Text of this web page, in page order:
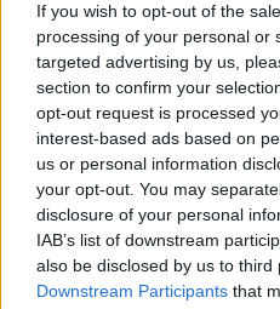
If you wish to opt-out of the
processing of your personal or
targeted advertising by us,
section to confirm your
opt-out request is processed
interest-based ads based on
us or personal information
your opt-out. You may
disclosure of your personal
IAB’s list of downstream
also be disclosed by us to third
Downstream Participants that
Vége a pálya széli
fújhatják a gyerekek
sportszerűtlen
Az anyukák és apukák
a Román Labdarúgó-
az ellenfélnek megállás
sportszerütlenül
utánpótláscsapatok akár a